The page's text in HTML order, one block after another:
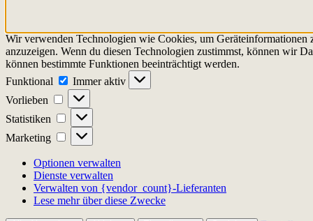
Wir verwenden Technologien wie Cookies, um Geräteinformationen
anzuzeigen. Wenn du diesen Technologien zustimmst, können wir
können bestimmte Funktionen beeinträchtigt werden.
Funktional
Funktional
Immer aktiv
Vorlieben
Vorlieben
Statistiken Statistiken
Marketing Marketing
Optionen verwalten
Dienste verwalten
Verwalten von {vendor_count}-Lieferanten
Lese mehr über diese Zwecke